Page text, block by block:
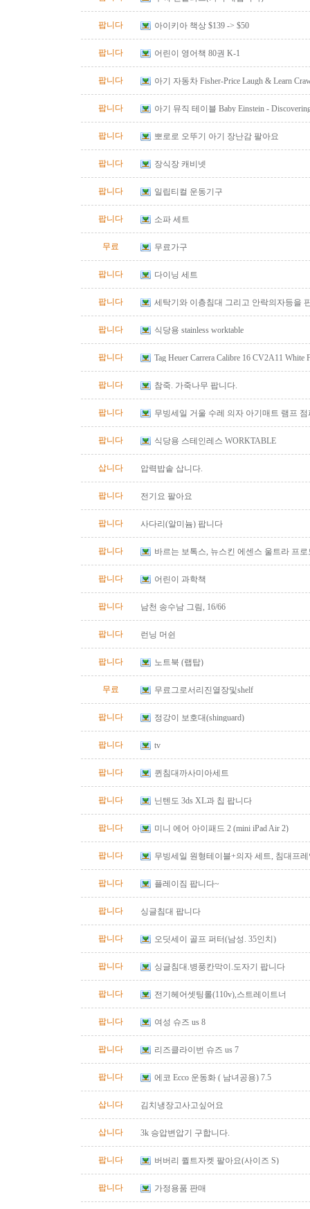
팝니다 아이키아 책상 $139 -> $50
팝니다 어린이 영어책 80권 K-1
팝니다
아기 자동차 Fisher-Price Laugh & Learn
팝니다
아기 뮤직 테이블 Baby Einstein -
팝니다
뽀로로 오뚜기 아기 장난감 팔아요
팝니다 장식장 캐비넷
팝니다 일립티컬 운동기구
팝니다 소파 세트
무료 무료가구
팝니다 다이닝 세트
팝니다 세탁기와 이층침대 그리고 안락의자등을
팝니다 식당용 stainless worktable
팝니다
Tag Heuer Carrera Calibre 16 CV2A11 White
팝니다
참죽. 가죽나무 팝니다.
팝니다 무빙세일 거울 수레 의자 아기매트 램프
팝니다 식당용 스테인레스 WORKTABLE
삽니다 압력밥솥 삽니다.
팝니다 전기요 팔아요
팝니다 사다리(알미늄) 팝니다
팝니다 바르는 보톡스, 뉴스킨 에센스 울트라 프로
팝니다 어린이 과학책
팝니다 남천 송수남 그림, 16/66
팝니다 런닝 머쉰
팝니다 노트북 (랩탑)
무료 무료그로서리진열장및shelf
팝니다 정강이 보호대(shinguard)
팝니다 tv
팝니다 퀸침대까사미아세트
팝니다 닌텐도 3ds XL과 칩 팝니다
팝니다 미니 에어 아이패드 2 (mini iPad Air 2)
팝니다 무빙세일 원형테이블+의자 세트, 침대프레
팝니다 플레이짐 팝니다~
팝니다 싱글침대 팝니다
팝니다 오딧세이 골프 퍼터(남성. 35인치)
팝니다 싱글침대.병풍칸막이.도자기 팝니다
팝니다 전기헤어셋팅롤(110v),스트레이트너
팝니다 여성 슈즈 us 8
팝니다 리즈클라이번 슈즈 us 7
팝니다 에코 Ecco 운동화 ( 남녀공용) 7.5
삽니다 김치냉장고사고싶어요
삽니다 3k 승압변압기 구합니다.
팝니다 버버리 퀼트자켓 팔아요(사이즈 S)
팝니다 가정용품 판매